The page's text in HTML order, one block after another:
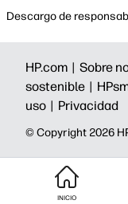
Descargo de
HP.com | Sobre
sostenible |
uso | Privacidad
©️ Copyright 2026
INICIO